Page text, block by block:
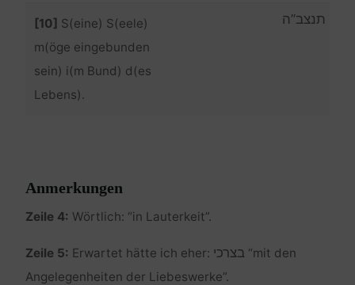
[10] S(eine) S(eele)
m(öge eingebunden
sein) i(m Bund) d(es
Lebens).
תנצב”ה
Anmerkungen
Zeile 4: Wörtlich: “in Lauterkeit”.
Zeile 5: Erwartet hätte ich eher: בצרכי“mit den
Angelegenheiten der Liebeswerke”.